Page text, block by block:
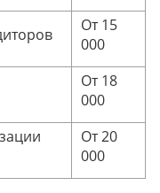
От 15
000
От 18
000
От 20
000